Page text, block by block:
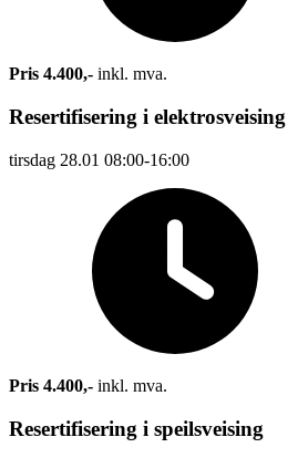
Pris 4.400,- inkl. mva.
Resertifisering i elektrosveising
tirsdag 28.01 08:00-16:00
Pris 4.400,- inkl. mva.
Resertifisering i speilsveising